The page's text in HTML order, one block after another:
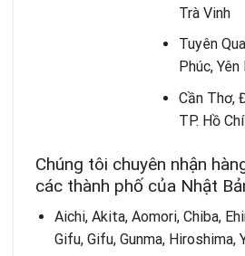
Trà Vinh
Tuyên
Phúc, Yên
Cần Thơ,
TP. Hồ
Chúng tôi chuyên nhận
các thành phố của Nhật
Aichi, Akita, Aomori, Chiba,
Gifu, Gifu, Gunma, Hiroshima,